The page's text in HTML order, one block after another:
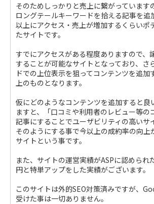
そのためしっかりと売上に繋がっています
ロングテールキーワードを拾える記事を追
以上にアクセス・売上が増加するくらいポ
たサイトです。
すでにアクセスがある程度ありますので、
することが可能なサイトとなっており、さ
ドでの上位表示を狙ってコンテンツを追加
上のものとなります。
仮にどのようなコンテンツを追加すると良
ますと、「口コミや利用者のレビュー等の
記事にすることでユーザビリティの高いサ
そのようにする事で今以上の成約率の向上
サイトという事です。
また、サイトの運営実績がASPに認めら
円と特単アップをした実績がございます。
このサイトは外的SEO対策済みですが、
受けた事は一切ありません。